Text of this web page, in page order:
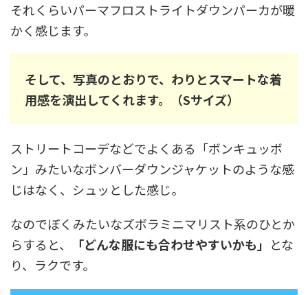
それくらいパーマフロストライトダウンパーカが暖
かく感じます。
そして、写真のとおりで、わりとスマートな着
用感を演出してくれます。（Sサイズ）
ストリートコーデなどでよくある「ボンキュッボ
ン」みたいなボンバーダウンジャケットのような感
じはなく、シュッとした感じ。
なのでぼくみたいなズボラミニマリスト系のひとか
らすると、
「どんな服にも合わせやすいかも」 とな
り、ラクです。